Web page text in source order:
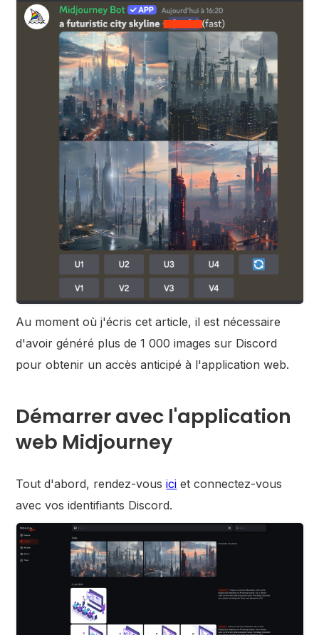
Au moment où j'écris cet article, il est nécessaire
d'avoir généré plus de 1 000 images sur Discord
pour obtenir un accès anticipé à l'application web.
Démarrer avec l'application
web Midjourney
Tout d'abord, rendez-vousici et connectez-vous
avec vos identifiants Discord.